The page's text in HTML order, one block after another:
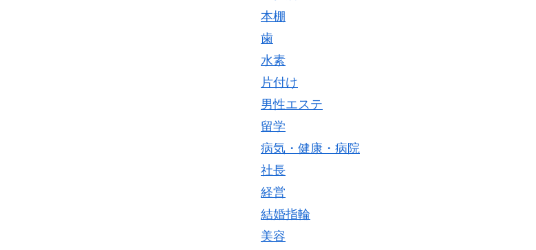
本棚
歯
水素
片付け
男性エステ
留学
病気・健康・病院
社長
経営
結婚指輪
美容